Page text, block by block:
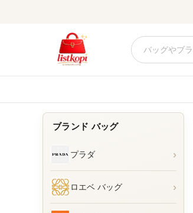
ブランド バッグ
プラダ ›
ロエベ バッグ ›